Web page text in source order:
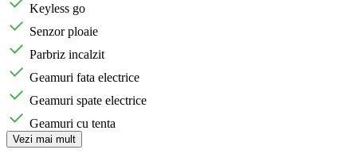
Keyless go
Senzor ploaie
Parbriz incalzit
Geamuri fata electrice
Geamuri spate electrice
Geamuri cu tenta
Vezi mai mult